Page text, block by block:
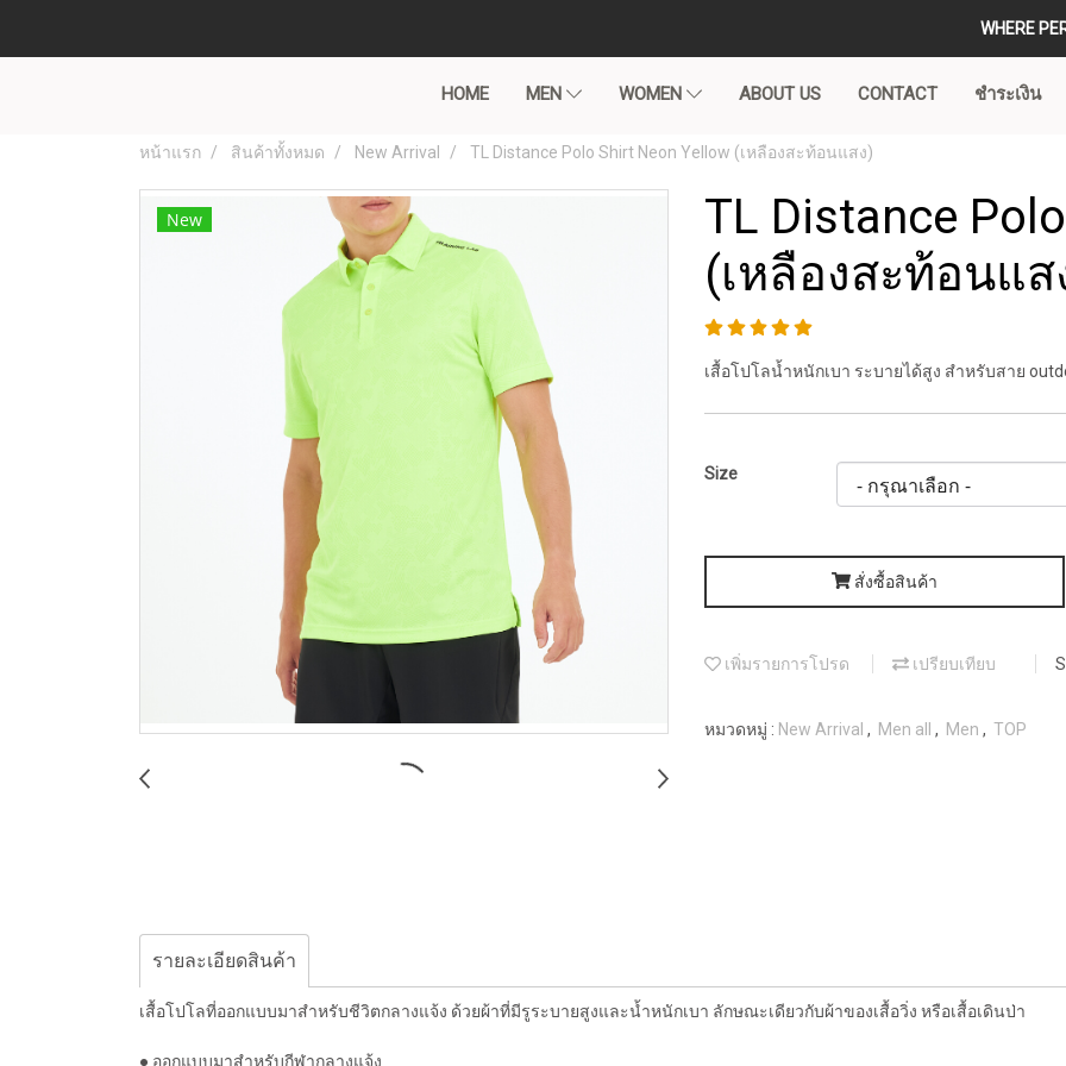
WHERE
HOME MEN WOMEN ABOUT US CONTACT ชำระเงิน
หน้าแรก สินค้าทั้งหมด New Arrival TL Distance Polo Shirt Neon Yellow (เหลืองสะท้อนแสง)
New
TL Distance
(เหลืองสะท้อนแส
เสื้อโปโลน้ำหนักเบา ระบายได้สูง สำหรับสาย
Size
สั่งซื้อสินค้า
เพิ่มรายการโปรด เปรียบเทียบ
หมวดหมู่ : New Arrival , Men all , Men , TOP
รายละเอียดสินค้า
เสื้อโปโลที่ออกแบบมาสำหรับชีวิตกลางแจ้ง ด้วยผ้าที่มีรูระบายสูงและน้ำหนักเบา ลักษณะเดียวกับผ้าของเสื้อวิ่ง หรือเสื้อเดินป่า
● ออกแบบมาสำหรับกีฬากลางแจ้ง